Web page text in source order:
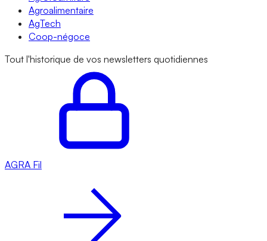
Agroalimentaire
AgTech
Coop-négoce
Tout l'historique de vos newsletters quotidiennes
AGRA Fil